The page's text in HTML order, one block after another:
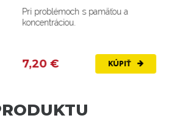
s pamäťou a
KÚPIŤ
Pri zlej
7,20 €